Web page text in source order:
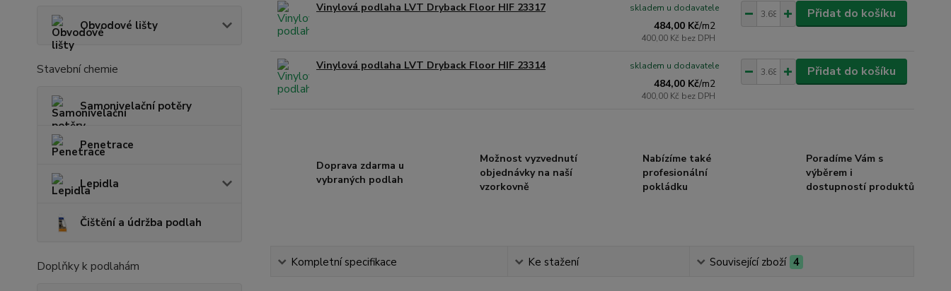
Obvodové lišty
Stavební chemie
Samonivelační potěry
Penetrace
Lepidla
Čištění a údržba podlah
Doplňky k podlahám
Vinylová podlaha LVT Dryback Floor HIF 23317
484,00 Kč/m2
400,00 Kč bez DPH
skladem u dodavatele Přidat do košíku
Vinylová podlaha LVT Dryback Floor HIF 23314
484,00 Kč/m2
400,00 Kč bez DPH
skladem u dodavatele Přidat do košíku
Doprava zdarma u
vybraných podlah
Možnost vyzvednutí
objednávky na naší
vzorkovně
Nabízíme také
profesionální
pokládku
Poradíme Vám s
výběrem i
dostupností produktů
Kompletní specifikace Ke stažení Související zboží 4